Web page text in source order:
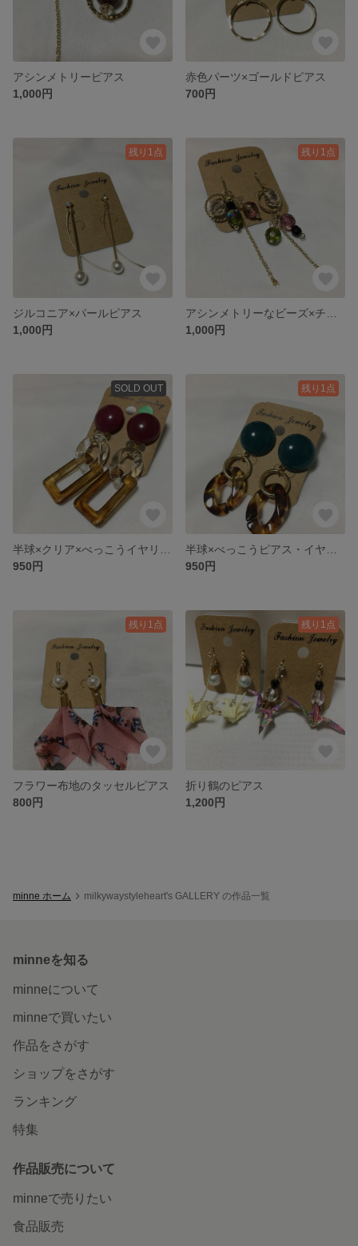
アシンメトリーピアス
1,000円
赤色パーツ×ゴールドピアス
700円
残り1点
ジルコニア×パールピアス
1,000円
残り1点
1,000円
SOLD OUT
950円
残り1点
950円
残り1点
フラワー布地のタッセルピアス
800円
残り1点
折り鶴のピアス
1,200円
minne ホーム milkywaystyleheart's GALLERY の作品一覧
minneを知る
minneについて
minneで買いたい
作品をさがす
ショップをさがす
ランキング
特集
作品販売について
minneで売りたい
食品販売